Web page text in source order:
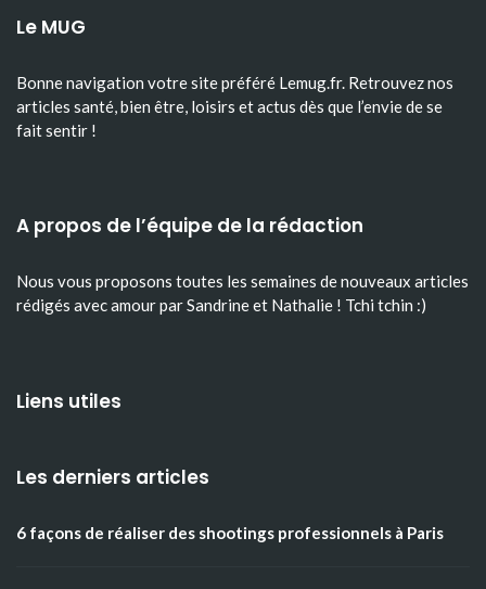
Le MUG
Bonne navigation votre site préféré Lemug.fr. Retrouvez nos
articles santé, bien être, loisirs et actus dès que l’envie de se
fait sentir !
A propos de l’équipe de la rédaction
Nous vous proposons toutes les semaines de nouveaux articles
rédigés avec amour par Sandrine et Nathalie ! Tchi tchin :)
Liens utiles
Les derniers articles
6 façons de réaliser des shootings professionnels à Paris